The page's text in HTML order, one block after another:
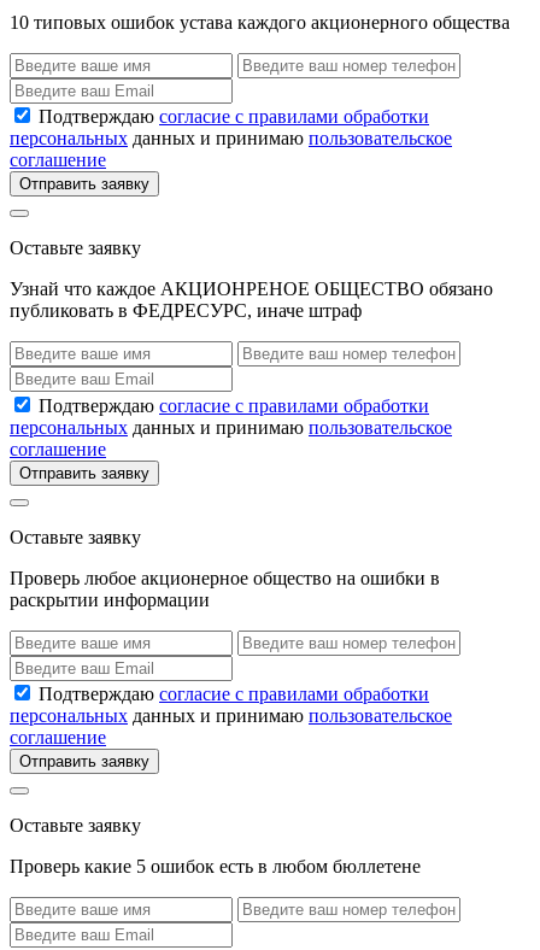
10 типовых ошибок устава каждого акционерного общества
Подтверждаю согласие с правилами обработки
персональных данных и принимаю пользовательское
соглашение
Отправить заявку
Оставьте заявку
Узнай что каждое АКЦИОНРЕНОЕ ОБЩЕСТВО обязано
публиковать в ФЕДРЕСУРС, иначе штраф
Подтверждаю согласие с правилами обработки
персональных данных и принимаю пользовательское
соглашение
Отправить заявку
Оставьте заявку
Проверь любое акционерное общество на ошибки в
раскрытии информации
Подтверждаю согласие с правилами обработки
персональных данных и принимаю пользовательское
соглашение
Отправить заявку
Оставьте заявку
Проверь какие 5 ошибок есть в любом бюллетене